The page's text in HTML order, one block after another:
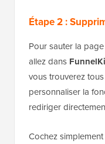
Étape 2 :
Pour sauter la
allez dans
vous trouverez
personnaliser la
rediriger
Cochez